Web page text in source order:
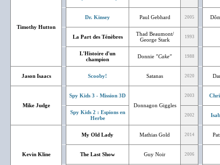
Timothy Hutton
Dr. Kinsey Paul Gebhard 2005
La Part des Ténèbres
Thad Beaumont/
George Stark
1993
L'Histoire d'un
champion
Donnie "Cake" 1988
Jason Isaacs Scooby! Satanas 2020
Mike Judge
Spy Kids 3 - Mission 3D
Donnagon Giggles
2003
Spy Kids 2 : Espions en
Herbe
2002
Kevin Kline
My Old Lady Mathias Gold 2014
The Last Show Guy Noir 2006